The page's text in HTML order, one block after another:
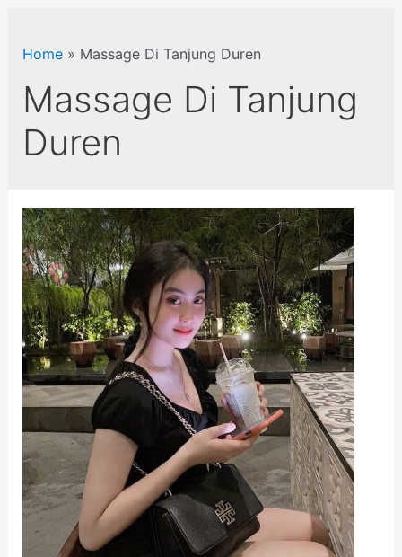
Home» Massage Di Tanjung Duren
Massage Di Tanjung
Duren